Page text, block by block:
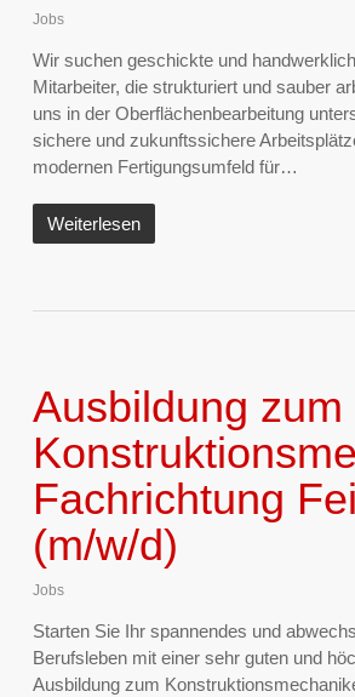
Jobs
Wir suchen geschickte und
Mitarbeiter, die strukturiert und sauber
uns in der Oberflächenbearbeitung
sichere und zukunftssichere
modernen Fertigungsumfeld für…
Weiterlesen
Ausbildung zum
Fachrichtung
(m/w/d)
Jobs
Starten Sie Ihr spannendes und
Berufsleben mit einer sehr guten und
Ausbildung zum